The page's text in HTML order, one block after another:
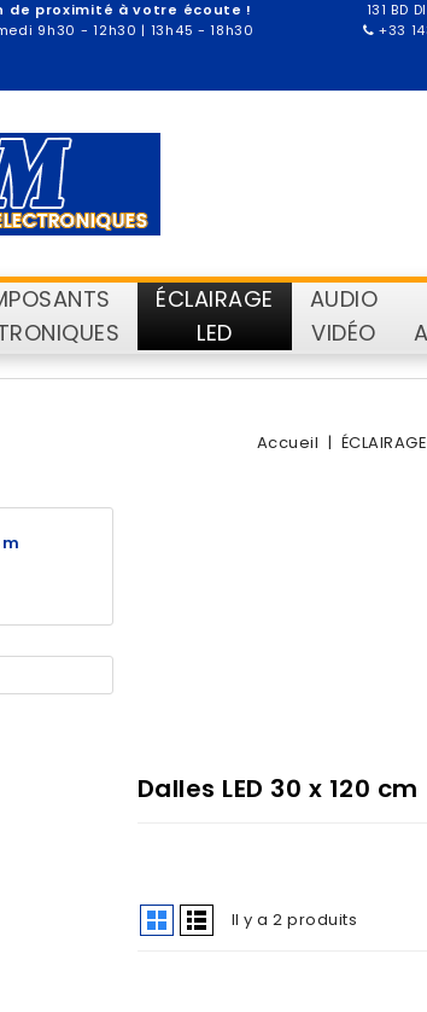
de proximité à votre écoute !
9h30 - 12h30 | 13h45 - 18h30
131 BD
+33
ÉCLAIRAGE
LED
AUDIO
VIDÉO
Accueil
Dalles LED 30 x 120 cm
Il y a 2 produits